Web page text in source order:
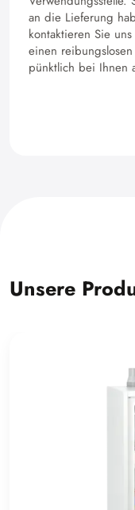
an die Lieferung
kontaktieren Sie
einen
pünktlich bei Ihnen
Unsere